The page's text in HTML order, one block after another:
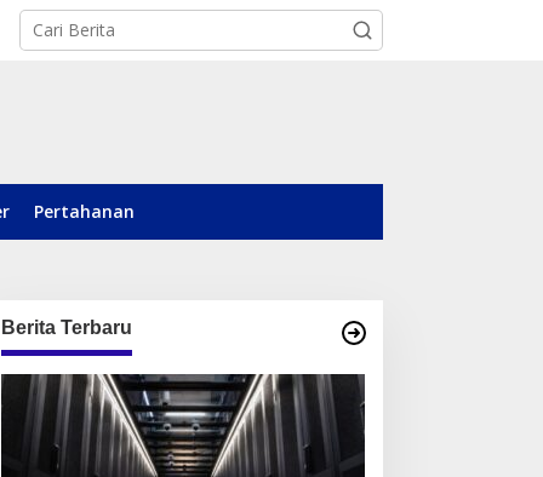
Pertahanan
Berita Terbaru